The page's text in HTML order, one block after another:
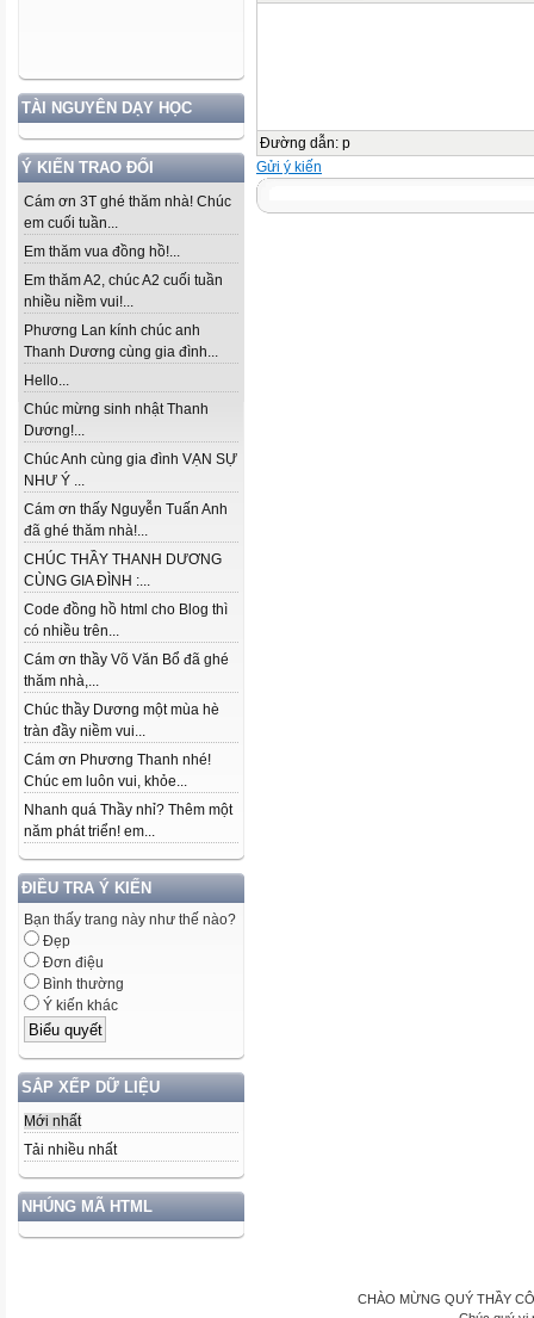
TÀI NGUYÊN DẠY HỌC
Ý KIẾN TRAO ĐỔI
Cám ơn 3T ghé thăm nhà! Chúc
em cuối tuần...
Em thăm vua đồng hồ!...
Em thăm A2, chúc A2 cuối tuần
nhiều niềm vui!...
Phương Lan kính chúc anh
Thanh Dương cùng gia đình...
Hello...
Chúc mừng sinh nhật Thanh
Dương!...
Chúc Anh cùng gia đình VẠN SỰ
NHƯ Ý ...
Cám ơn thấy Nguyễn Tuấn Anh
đã ghé thăm nhà!...
CHÚC THẦY THANH DƯƠNG
CÙNG GIA ĐÌNH :...
Code đồng hồ html cho Blog thì
có nhiều trên...
Cám ơn thầy Võ Văn Bổ đã ghé
thăm nhà,...
Chúc thầy Dương một mùa hè
tràn đầy niềm vui...
Cám ơn Phương Thanh nhé!
Chúc em luôn vui, khỏe...
Nhanh quá Thầy nhỉ? Thêm một
năm phát triển! em...
ĐIỀU TRA Ý KIẾN
Bạn thấy trang này như thế nào?
Đẹp
Đơn điệu
Bình thường
Ý kiến khác
SẮP XẾP DỮ LIỆU
Mới nhất
Tải nhiều nhất
NHÚNG MÃ HTML
Đường dẫn: p
Gửi ý kiến
CHÀO MỪNG QUÝ THẦY